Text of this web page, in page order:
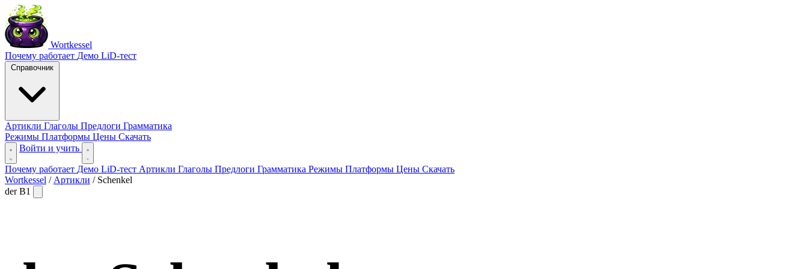
Wortkessel
Почему работает Демо LiD-тест
Справочник
Артикли Глаголы Предлоги Грамматика
Режимы Платформы Цены Скачать
Войти и учить
Почему работает Демо LiD-тест Артикли Глаголы Предлоги Грамматика Режимы Платформы Цены Скачать
Wortkessel / Артикли / Schenkel
derB1